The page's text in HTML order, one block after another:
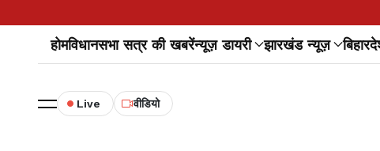
होमविधानसभा सत्र की खबरेंन्यूज़ डायरी झारखंड न्यूज़ बिहार
Live वीडियो